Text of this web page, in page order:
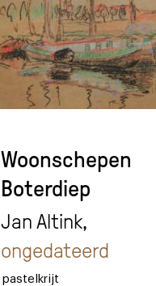
Woonschepen
Boterdiep
Jan Altink,
ongedateerd
pastelkrijt